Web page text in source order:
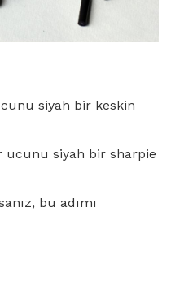
siyah bir keskin
ucunu siyah bir sharpie
bu adımı